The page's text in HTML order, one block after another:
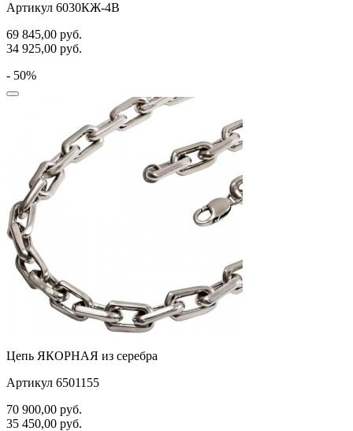
Артикул 6030КЖ-4В
69 845,00 руб.
34 925,00 руб.
- 50%
Цепь ЯКОРНАЯ из серебра
Артикул 6501155
70 900,00 руб.
35 450,00 руб.